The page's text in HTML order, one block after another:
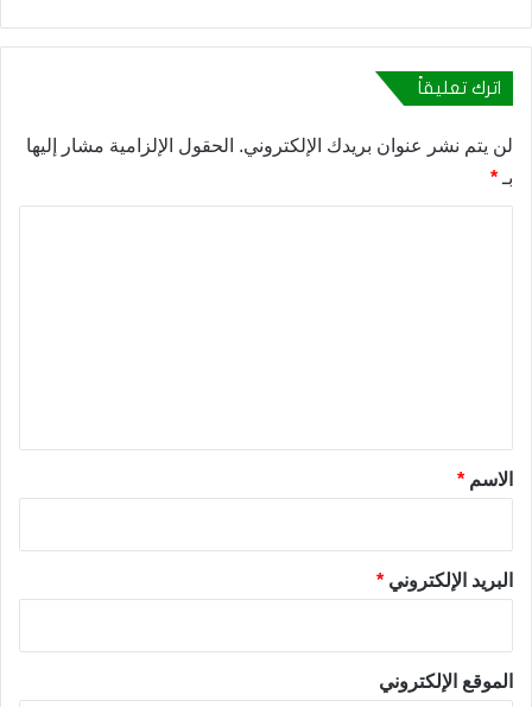
اترك تعليقاً
لن يتم نشر عنوان بريدك الإلكتروني. الحقول الإلزامية مشار إليها
بـ *
*الاسم *
البريد الإلكتروني *
الموقع الإلكتروني